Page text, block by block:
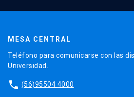
MESA CENTRAL
Teléfono para comunicarse con las
Universidad.
phone (56)95504 4000